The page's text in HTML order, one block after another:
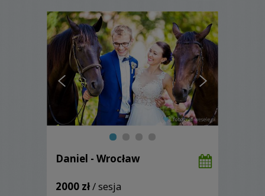
Daniel - Wrocław
2000 zł/ sesja